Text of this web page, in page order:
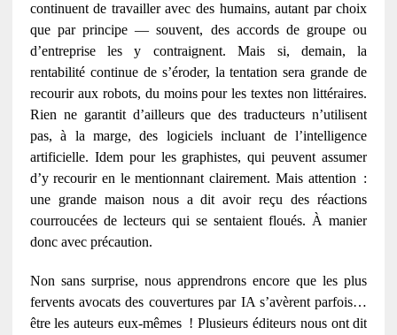
continuent de travailler avec des humains, autant par choix
que par principe—souvent, des accords de groupe ou
d’entreprise les y contraignent. Mais si, demain, la
rentabilitécontinue de s’éroder, la tentation sera grande de
recourir aux robots, du moins pour les textes non littéraires.
Rien ne garantit d’ailleurs que des traducteurs n’utilisent
pas, à la marge, des logiciels incluant de l’intelligence
artificielle. Idem pour les graphistes, qui peuvent assumer
d’y recourir en le mentionnant clairement. Mais attention :
une grande maison nous a dit avoir reçu des réactions
courroucées de lecteurs qui se sentaient floués. À manier
donc avec précaution.
Non sans surprise, nous apprendrons encore que les plus
fervents avocats des couvertures par IA s’avèrent parfois…
être les auteurs eux-mêmes ! Plusieurs éditeurs nous ont dit